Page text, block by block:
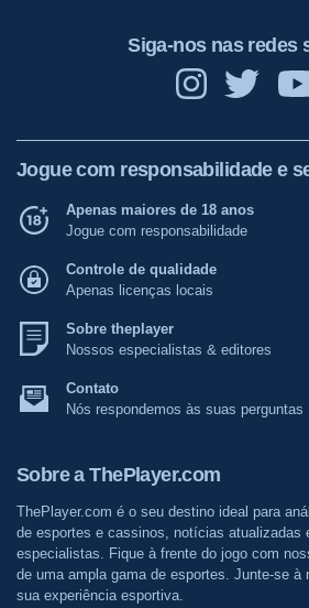
Siga-nos nas redes
Jogue com responsabilidade e
Apenas maiores de 18 anos
Jogue com responsabilidade
Controle de qualidade
Apenas licenças locais
Sobre theplayer
Nossos especialistas & editores
Contato
Nós respondemos às suas perguntas
Sobre a ThePlayer.com
ThePlayer.com é o seu destino ideal para
de esportes e cassinos, notícias atualizadas
especialistas. Fique à frente do jogo com
de uma ampla gama de esportes. Junte-se à
sua experiência esportiva.